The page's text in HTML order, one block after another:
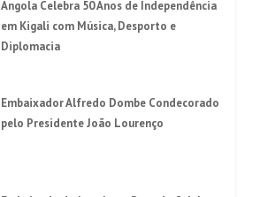
Angola Celebra 50 Anos de Independência
em Kigali com Música, Desporto e
Diplomacia
Embaixador Alfredo Dombe Condecorado
pelo Presidente João Lourenço